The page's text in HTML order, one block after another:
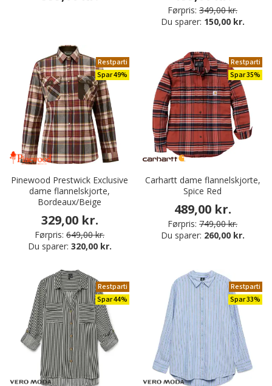
Førpris: 349,00 kr.
Du sparer: 150,00 kr.
Restparti
Spar 49%
Pinewood Prestwick Exclusive
dame flannelskjorte,
Bordeaux/Beige
329,00 kr.
Førpris: 649,00 kr.
Du sparer: 320,00 kr.
Restparti
Spar 35%
Carhartt dame flannelskjorte,
Spice Red
489,00 kr.
Førpris: 749,00 kr.
Du sparer: 260,00 kr.
Restparti
Spar 44%
Restparti
Spar 33%